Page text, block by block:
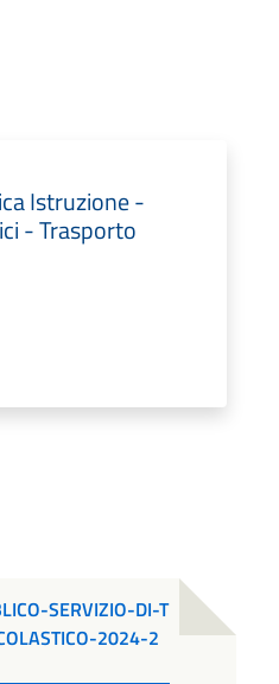
Istruzione -
- Trasporto
SERVIZIO-DI-T
2024-2